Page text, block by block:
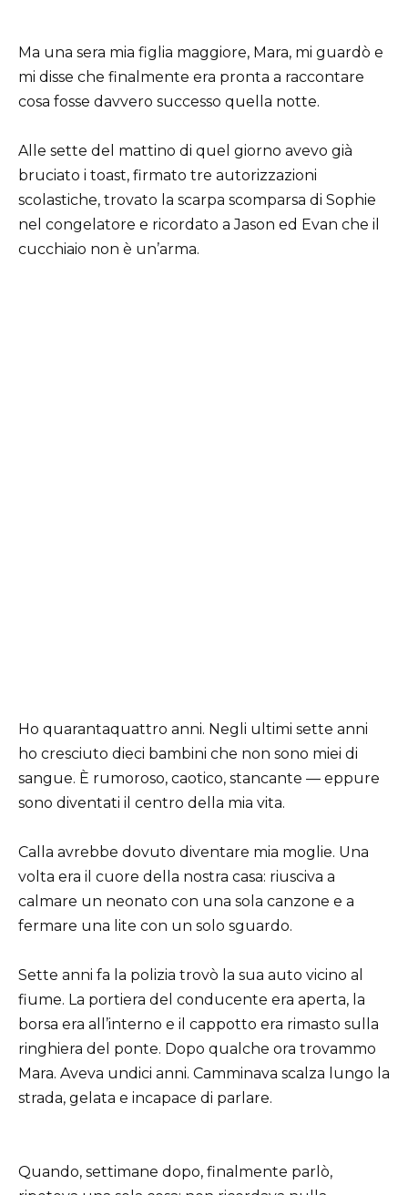
Ma una sera mia figlia maggiore, Mara, mi guardò e
mi disse che finalmente era pronta a raccontare
cosa fosse davvero successo quella notte.
Alle sette del mattino di quel giorno avevo già
bruciato i toast, firmato tre autorizzazioni
scolastiche, trovato la scarpa scomparsa di Sophie
nel congelatore e ricordato a Jason ed Evan che il
cucchiaio non è un’arma.
Ho quarantaquattro anni. Negli ultimi sette anni
ho cresciuto dieci bambini che non sono miei di
sangue. È rumoroso, caotico, stancante — eppure
sono diventati il centro della mia vita.
Calla avrebbe dovuto diventare mia moglie. Una
volta era il cuore della nostra casa: riusciva a
calmare un neonato con una sola canzone e a
fermare una lite con un solo sguardo.
Sette anni fa la polizia trovò la sua auto vicino al
fiume. La portiera del conducente era aperta, la
borsa era all’interno e il cappotto era rimasto sulla
ringhiera del ponte. Dopo qualche ora trovammo
Mara. Aveva undici anni. Camminava scalza lungo la
strada, gelata e incapace di parlare.
Quando, settimane dopo, finalmente parlò,